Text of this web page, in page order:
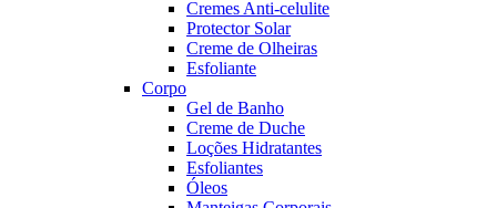
Cremes Anti-celulite
Protector Solar
Creme de Olheiras
Esfoliante
Corpo
Gel de Banho
Creme de Duche
Loções Hidratantes
Esfoliantes
Óleos